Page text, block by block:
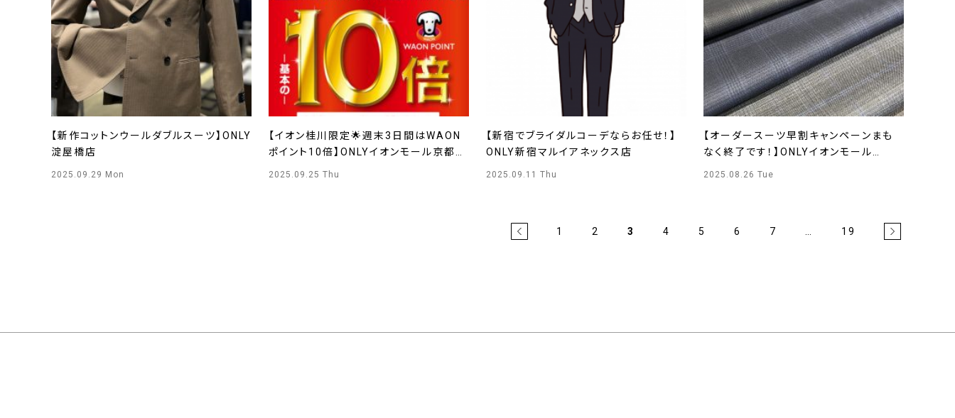
【新作コットンウールダブルスーツ】ONLY
淀屋橋店
2025.09.29 Mon
【イオン桂川限定🌟週末3日間はWAON
ポイント10倍】ONLYイオンモール京都桂
2025.09.25 Thu
【新宿でブライダルコーデならお任せ！】
ONLY新宿マルイアネックス店
2025.09.11 Thu
【オーダースーツ早割キャンペーンまも
なく終了です！】ONLYイオンモール
2025.08.26 Tue
1 2 3 4 5 6 7 19